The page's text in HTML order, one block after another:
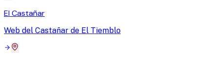
El Castañar
Web del Castañar de El Tiemblo